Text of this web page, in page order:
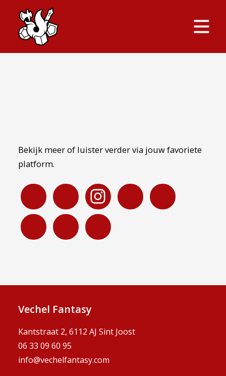
Bekijk meer of luister verder via jouw favoriete
platform.
Vechel Fantasy
Kantstraat 2, 6112 AJ Sint Joost
06 33 09 60 95
info@vechelfantasy.com